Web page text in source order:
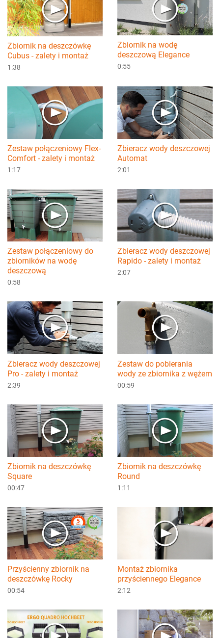
Zbiornik na deszczówkę
Cubus - zalety i montaż
1:38
Zbiornik na wodę
deszczową Elegance
0:55
Zestaw połączeniowy Flex-
Comfort - zalety i montaż
1:17
Zbieracz wody deszczowej
Automat
2:01
Zestaw połączeniowy do
zbiorników na wodę
deszczową
0:58
Zbieracz wody deszczowej
Rapido - zalety i montaż
2:07
Zbieracz wody deszczowej
Pro - zalety i montaż
2:39
Zestaw do pobierania
wody ze zbiornika z wężem
00:59
Zbiornik na deszczówkę
Square
00:47
Zbiornik na deszczówkę
Round
1:11
Przyścienny zbiornik na
deszczówkę Rocky
00:54
Montaż zbiornika
przyściennego Elegance
2:12